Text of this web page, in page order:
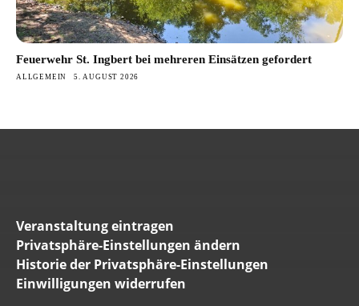
Feuerwehr St. Ingbert bei mehreren Einsätzen gefordert
ALLGEMEIN 5. AUGUST 2026
Veranstaltung eintragen
Privatsphäre-Einstellungen ändern
Historie der Privatsphäre-Einstellungen
Einwilligungen widerrufen